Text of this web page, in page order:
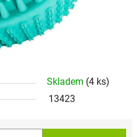
Skladem (4 ks)
13423